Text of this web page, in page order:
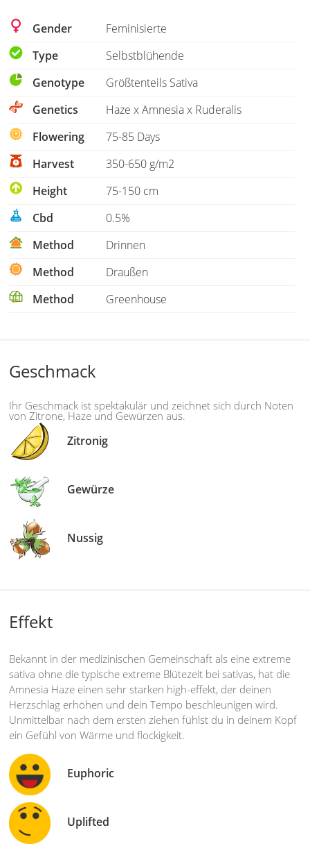
Gender
Feminisierte
Type
Selbstblühende
Genotype
Größtenteils Sativa
Genetics
Haze x Amnesia x Ruderalis
Flowering
75-85 Days
Harvest
350-650 g/m2
Height
75-150 cm
Cbd
0.5%
Method
Drinnen
Method
Draußen
Method
Greenhouse
Geschmack
Ihr Geschmack ist spektakulär und zeichnet sich durch Noten
von Zitrone, Haze und Gewürzen aus.
Zitronig
Gewürze
Nussig
Effekt
Bekannt in der medizinischen Gemeinschaft als eine extreme
sativa ohne die typische extreme Blütezeit bei sativas, hat die
Amnesia Haze einen sehr starken high-effekt, der deinen
Herzschlag erhöhen und dein Tempo beschleunigen wird.
Unmittelbar nach dem ersten ziehen fühlst du in deinem Kopf
ein Gefühl von Wärme und flockigkeit.
Euphoric
Uplifted